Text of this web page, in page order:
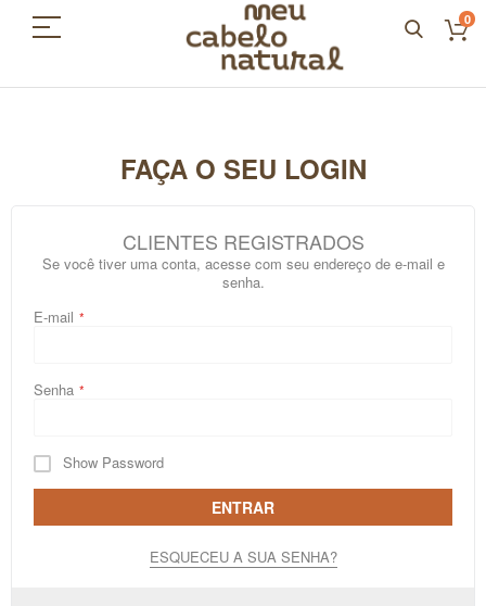
0
FAÇA O SEU LOGIN
CLIENTES REGISTRADOS
Se você tiver uma conta, acesse com seu endereço de e-mail e
senha.
E-mail
Senha
Show Password
ENTRAR
ESQUECEU A SUA SENHA?